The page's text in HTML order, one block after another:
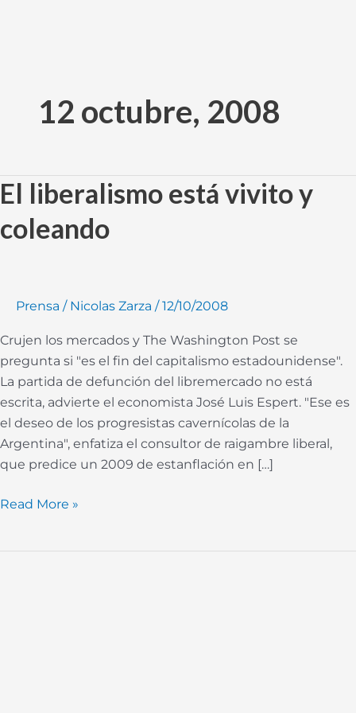
contenido12 octubre, 2008
El liberalismo está vivito y
coleando
Prensa / Nicolas Zarza /12/10/2008
Crujen los mercados y The Washington Post se
pregunta si "es el fin del capitalismo estadounidense".
La partida de defunción del libremercado no está
escrita, advierte el economista José Luis Espert. "Ese es
el deseo de los progresistas cavernícolas de la
Argentina", enfatiza el consultor de raigambre liberal,
que predice un 2009 de estanflación en […]
El
liberalismo
está
Read More »